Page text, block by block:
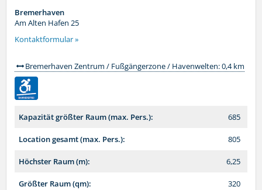
Bremerhaven
Am Alten Hafen 25
Kontaktformular »
Bremerhaven Zentrum / Fußgängerzone / Havenwelten: 0,4 km
Kapazität größter Raum (max. Pers.): 685
Location gesamt (max. Pers.): 805
Höchster Raum (m): 6,25
Größter Raum (qm): 320